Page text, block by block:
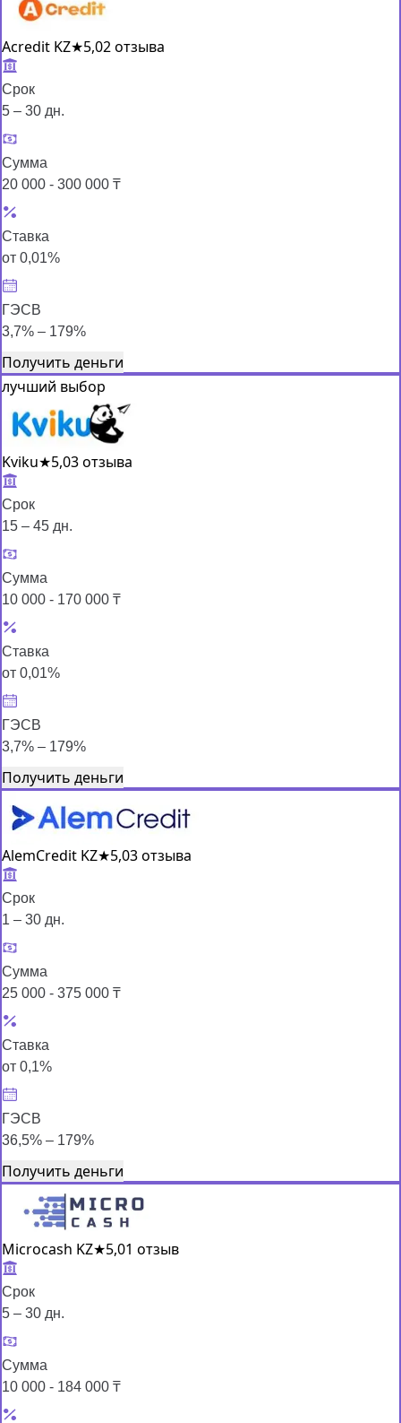
Acredit KZ★5,02 отзыва
Срок
5 – 30 дн.
Сумма
20 000 - 300 000 ₸
Ставка
от 0,01%
ГЭСВ
3,7% – 179%
Получить деньги
лучший выбор
Kviku★5,03 отзыва
Срок
15 – 45 дн.
Сумма
10 000 - 170 000 ₸
Ставка
от 0,01%
ГЭСВ
3,7% – 179%
Получить деньги
AlemCredit KZ★5,03 отзыва
Срок
1 – 30 дн.
Сумма
25 000 - 375 000 ₸
Ставка
от 0,1%
ГЭСВ
36,5% – 179%
Получить деньги
Microcash KZ★5,01 отзыв
Срок
5 – 30 дн.
Сумма
10 000 - 184 000 ₸